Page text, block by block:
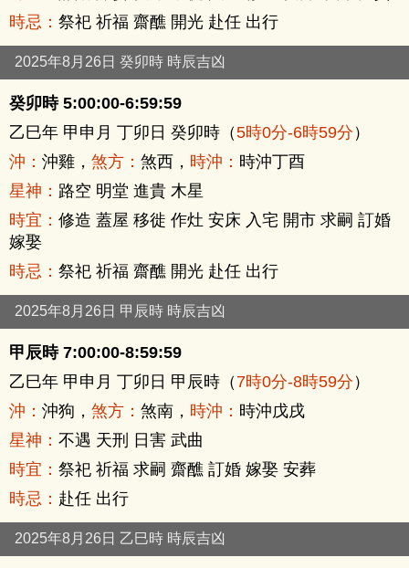
時忌： 祭祀 祈福 齋醮 開光 赴任 出行
2025年8月26日 癸卯時 時辰吉凶
癸卯時 5:00:00-6:59:59
乙巳年 甲申月 丁卯日 癸卯時（5時0分-6時59分）
沖： 沖雞， 煞方： 煞西， 時沖： 時沖丁酉
星神： 路空 明堂 進貴 木星
時宜： 修造 蓋屋 移徙 作灶 安床 入宅 開市 求嗣 訂婚
嫁娶
時忌： 祭祀 祈福 齋醮 開光 赴任 出行
2025年8月26日 甲辰時 時辰吉凶
甲辰時 7:00:00-8:59:59
乙巳年 甲申月 丁卯日 甲辰時（7時0分-8時59分）
沖： 沖狗， 煞方： 煞南， 時沖： 時沖戊戌
星神： 不遇 天刑 日害 武曲
時宜： 祭祀 祈福 求嗣 齋醮 訂婚 嫁娶 安葬
時忌： 赴任 出行
2025年8月26日 乙巳時 時辰吉凶